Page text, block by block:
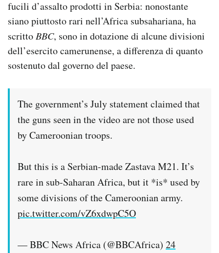
fucili d’assalto prodotti in Serbia: nonostante
siano piuttosto rari nell’Africa subsahariana, ha
scrittoBBC, sono in dotazione di alcune divisioni
dell’esercito camerunense, a differenza di quanto
sostenuto dal governo del paese.
The government’s July statement claimed that
the guns seen in the video are not those used
by Cameroonian troops.
But this is a Serbian-made Zastava M21. It’s
rare in sub-Saharan Africa, but it *is* used by
some divisions of the Cameroonian army.
pic.twitter.com/vZ6xdwpC5O
— BBC News Africa (@BBCAfrica) 24